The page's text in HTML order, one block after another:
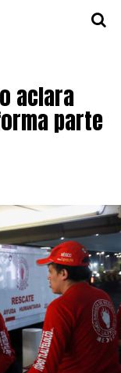
aclara
parte